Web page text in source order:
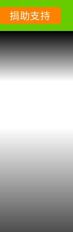
捐助支持